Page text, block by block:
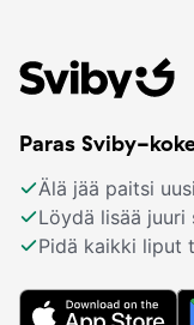
Paras Sviby-
Älä jää paitsi
Löydä lisää juuri
Pidä kaikki liput